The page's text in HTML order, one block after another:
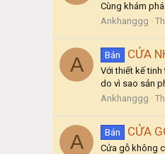
Cùng khám
Ankhanggg
A Bán CỬA
Với thiết kế
do vì sao sản
Ankhanggg
A Bán CỬA
Cửa gỗ không